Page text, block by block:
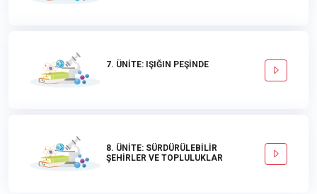
7. ÜNİTE: IŞIĞIN PEŞİNDE
8. ÜNİTE: SÜRDÜRÜLEBİLİR
ŞEHİRLER VE TOPLULUKLAR